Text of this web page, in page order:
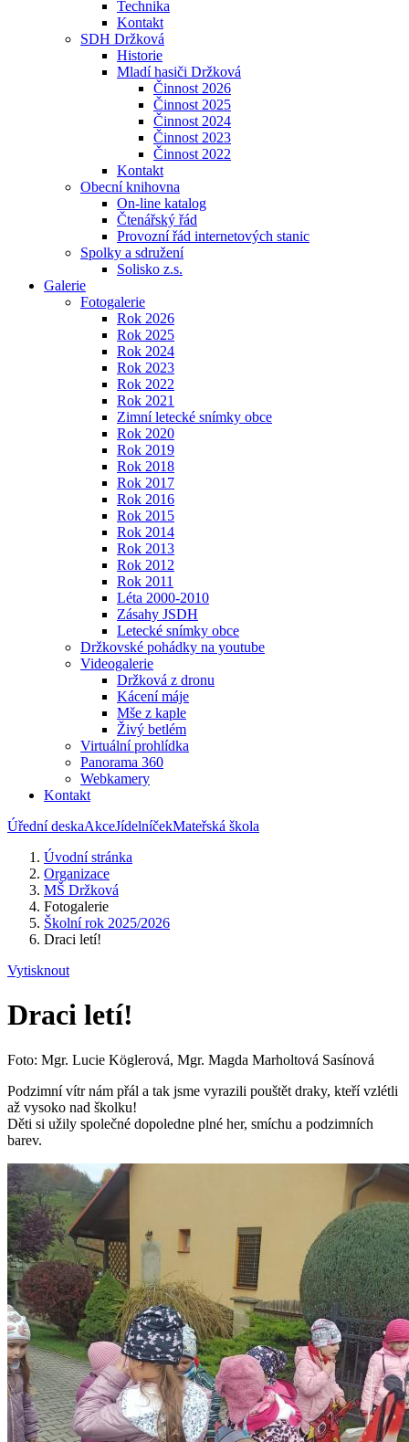
Technika
Kontakt
SDH Držková
Historie
Mladí hasiči Držková
Činnost 2026
Činnost 2025
Činnost 2024
Činnost 2023
Činnost 2022
Kontakt
Obecní knihovna
On-line katalog
Čtenářský řád
Provozní řád internetových stanic
Spolky a sdružení
Solisko z.s.
Galerie
Fotogalerie
Rok 2026
Rok 2025
Rok 2024
Rok 2023
Rok 2022
Rok 2021
Zimní letecké snímky obce
Rok 2020
Rok 2019
Rok 2018
Rok 2017
Rok 2016
Rok 2015
Rok 2014
Rok 2013
Rok 2012
Rok 2011
Léta 2000-2010
Zásahy JSDH
Letecké snímky obce
Držkovské pohádky na youtube
Videogalerie
Držková z dronu
Kácení máje
Mše z kaple
Živý betlém
Virtuální prohlídka
Panorama 360
Webkamery
Kontakt
Úřední deskaAkceJídelníčekMateřská škola
Úvodní stránka
Organizace
MŠ Držková
Fotogalerie
Školní rok 2025/2026
Draci letí!
Vytisknout
Draci letí!
Foto: Mgr. Lucie Köglerová, Mgr. Magda Marholtová Sasínová
Podzimní vítr nám přál a tak jsme vyrazili pouštět draky, kteří vzlétli
až vysoko nad školku!
Děti si užily společné dopoledne plné her, smíchu a podzimních
barev.